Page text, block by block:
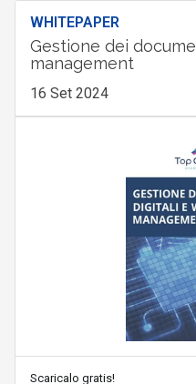
WHITEPAPER
Gestione dei
management
16 Set 2024
Scaricalo gratis!